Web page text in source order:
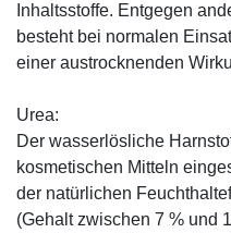
Inhaltsstoffe. Entgegen
besteht bei normalen
einer austrocknenden
Urea:
Der wasserlösliche
kosmetischen Mitteln
der natürlichen
(Gehalt zwischen 7 % und